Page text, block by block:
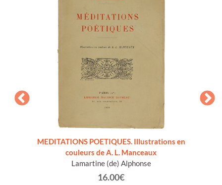
MEDITATIONS POETIQUES. Illustrations en
couleurs de A. L. Manceaux
Lamartine (de) Alphonse
16.00€